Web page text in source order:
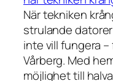
När tekniken
strulande
inte vill fungera
Vårberg. Med
möjlighet till